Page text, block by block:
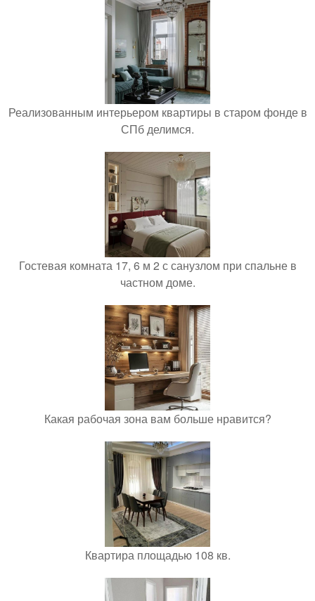
Реализованным интерьером квартиры в старом фонде в
СПб делимся.
Гостевая комната 17, 6 м 2 с санузлом при спальне в
частном доме.
Какая рабочая зона вам больше нравится?
Квартира площадью 108 кв.